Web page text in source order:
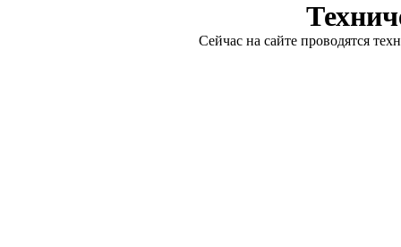
Сейчас на сайте проводятся